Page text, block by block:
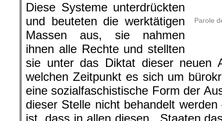
Parole
Diese Systeme unterdrückten
und beuteten die werktätigen
Massen aus, sie nahmen
ihnen alle Rechte und stellten
sie unter das Diktat dieser neuen
welchen Zeitpunkt es sich um
eine sozialfaschistische Form der
dieser Stelle nicht behandelt